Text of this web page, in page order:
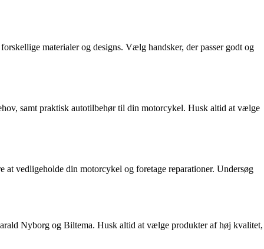
materialer og designs. Vælg handsker, der passer godt og
samt praktisk autotilbehør til din motorcykel. Husk altid at vælge
vedligeholde din motorcykel og foretage reparationer. Undersøg
Nyborg og Biltema. Husk altid at vælge produkter af høj kvalitet,